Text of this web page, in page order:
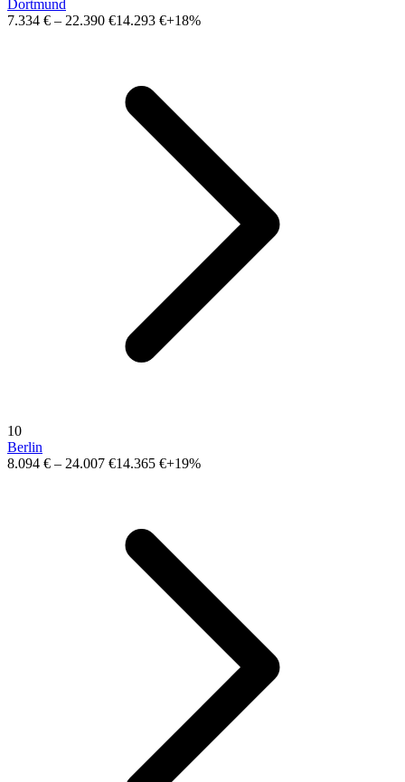
Dortmund
7.334 € – 22.390 €14.293 €+18%
10
Berlin
8.094 € – 24.007 €14.365 €+19%